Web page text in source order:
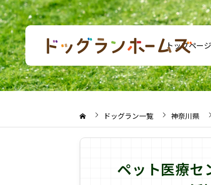
トップページ
ドッグラン一覧 神奈川県
ペット医療セ